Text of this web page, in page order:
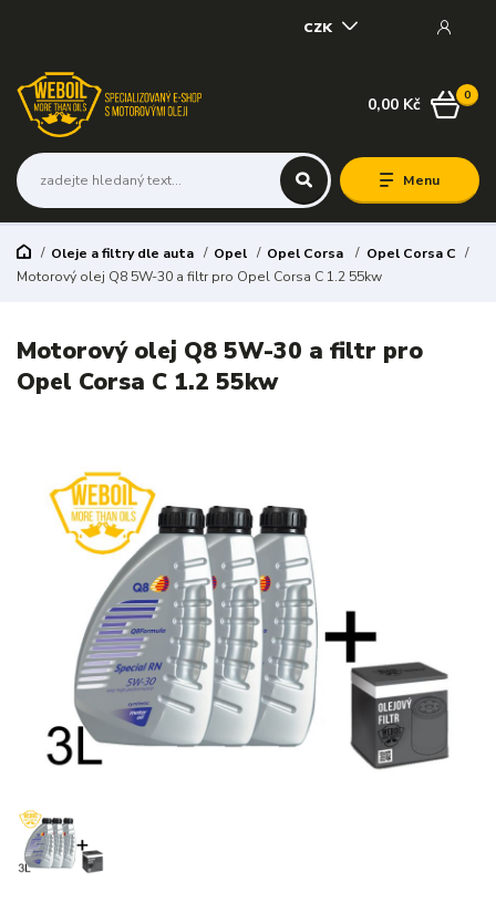
Menu
CZK
0
0,00 Kč
Oleje a filtry dle auta Opel Opel Corsa
Opel Corsa C
Motorový olej Q8 5W-30 a filtr pro Opel Corsa C 1.2 55kw
Motorový olej Q8 5W-30 a filtr pro
Opel Corsa C 1.2 55kw